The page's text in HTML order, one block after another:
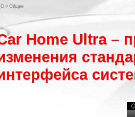
> Общее
Home Ultra –